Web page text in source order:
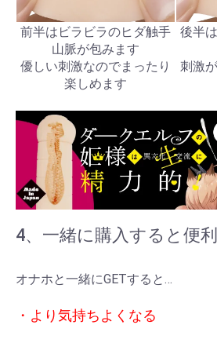
前半はビラビラのヒダ触手
山脈が包みます
優しい刺激なのでまったり
楽しめます
後半
刺激
4、一緒に購入すると便
オナホと一緒にGETすると…
・より気持ちよくなる